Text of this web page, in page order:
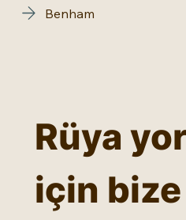
Benham
Rüya
için bize